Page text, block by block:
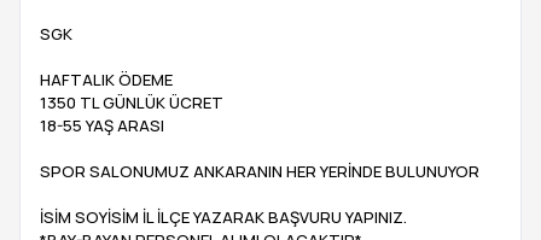
SGK
HAFTALIK ÖDEME
1350 TL GÜNLÜK ÜCRET
18-55 YAŞ ARASI
SPOR SALONUMUZ ANKARANIN HER YERİNDE BULUNUYOR
İSİM SOYİSİM İL İLÇE YAZARAK BAŞVURU YAPINIZ.